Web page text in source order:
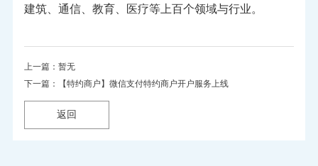
建筑、通信、教育、医疗等上百个领域与行业。
上一篇：暂无
下一篇：【特约商户】微信支付特约商户开户服务上线
返回